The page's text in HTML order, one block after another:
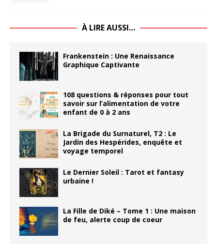
À LIRE AUSSI…
Frankenstein : Une Renaissance
Graphique Captivante
108 questions & réponses pour tout
savoir sur l’alimentation de votre
enfant de 0 à 2 ans
La Brigade du Surnaturel, T2 : Le
Jardin des Hespérides, enquête et
voyage temporel
Le Dernier Soleil : Tarot et fantasy
urbaine !
La Fille de Diké – Tome 1 : Une maison
de feu, alerte coup de coeur